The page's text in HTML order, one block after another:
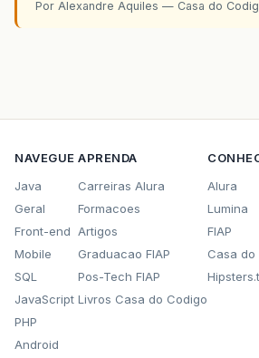
Por Alexandre Aquiles — Casa do
NAVEGUE
Java
Geral
Front-end
Mobile
SQL
JavaScript
PHP
Android
APRENDA
Carreiras Alura
Formacoes
Artigos
Graduacao FIAP
Pos-Tech FIAP
Livros Casa do Codigo
Alura
Lumina
FIAP
Casa do